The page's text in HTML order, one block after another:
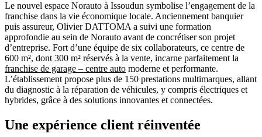
Le nouvel espace Norauto à Issoudun symbolise l’engagement de la
franchise dans la vie économique locale. Anciennement banquier
puis assureur, Olivier DATTOMA a suivi une formation
approfondie au sein de Norauto avant de concrétiser son projet
d’entreprise. Fort d’une équipe de six collaborateurs, ce centre de
600 m², dont 300 m² réservés à la vente, incarne parfaitement la
franchise de garage – centre auto moderne et performante.
L’établissement propose plus de 150 prestations multimarques, allant
du diagnostic à la réparation de véhicules, y compris électriques et
hybrides, grâce à des solutions innovantes et connectées.
Une expérience client réinventée